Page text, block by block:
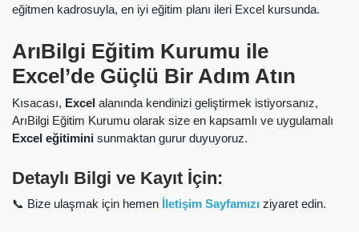
eğitmen kadrosuyla, en iyi eğitim planı ileri Excel kursunda.
ArıBilgi Eğitim Kurumu ile
Excel’de Güçlü Bir Adım Atın
Kısacası, Excel alanında kendinizi geliştirmek istiyorsanız,
ArıBilgi Eğitim Kurumu olarak size en kapsamlı ve uygulamalı
Excel eğitimini sunmaktan gurur duyuyoruz.
Detaylı Bilgi ve Kayıt İçin:
📞 Bize ulaşmak için hemen İletişim Sayfamızı ziyaret edin.